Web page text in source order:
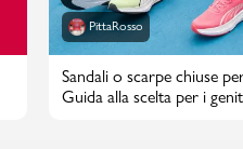
PittaRosso
Sandali o scarpe chiuse
Guida alla scelta per i